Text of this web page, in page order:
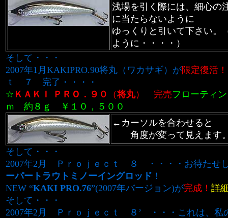
浅場を引く際には、細心の
に当たらないように
ゆっくりと引いて下さい。
ように・・・・）
そして・・・
2007年1月KAKIPRO.90将丸（ワカサギ）が限定復活！
ｔ ７ 完了・・・・
☆ ＫＡＫＩ ＰＲＯ． ９０ （将丸） 完売フローティ
ｍ 約８ｇ ￥１０，５００
←カーソルを合わせると
角度が変って見えます
そして・・・
2007年2月 Ｐｒｏｊｅｃｔ ８ ・・・・お待たせ
ーパートラウトミノーイングロッド ！
NEW “KAKI PRO.76”(2007年バージョン)が完成！ 詳
そして・・・
2007年2月
Ｐｒｏｊｅｃｔ ８’ ・・・これは、私